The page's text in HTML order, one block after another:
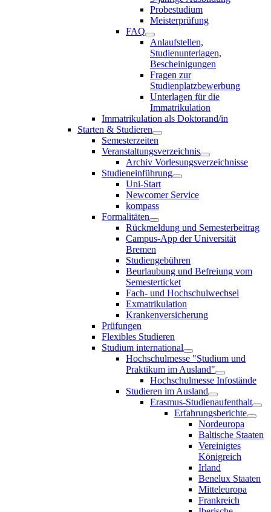
Probestudium
Meisterprüfung
FAQ
Anlaufstellen,
Studienunterlagen,
Bescheinigungen
Fragen zur
Studienplatzbewerbung
Unterlagen für die
Immatrikulation
Immatrikulation als Doktorand/in
Starten & Studieren
Semesterzeiten
Veranstaltungsverzeichnis
Archiv Vorlesungsverzeichnisse
Studieneinführung
Uni-Start
Newcomer Service
kompass
Formalitäten
Rückmeldung und Semesterbeitrag
Campus-App der Universität
Bremen
Studiengebühren
Beurlaubung und Befreiung vom
Semesterticket
Fach- und Hochschulwechsel
Exmatrikulation
Krankenversicherung
Prüfungen
Flexibles Studieren
Studium international
Hochschulmesse "Studium und
Praktikum im Ausland"
Hochschulmesse Infostände
Studieren im Ausland
Erasmus-Studienaufenthalt
Erfahrungsberichte
Nordeuropa
Baltische Staaten
Vereinigtes
Königreich
Irland
Benelux Staaten
Mitteleuropa
Frankreich